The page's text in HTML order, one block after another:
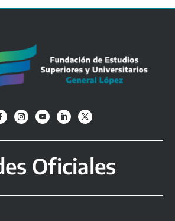
Oficiales